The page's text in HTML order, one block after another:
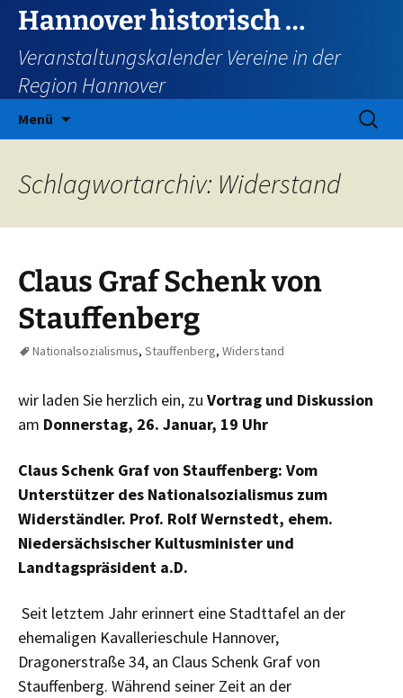
Zum
Inhalt
springen
Hannover historisch …
Veranstaltungskalender Vereine in der
Region Hannover
Menü
Suchen
nach:
Schlagwortarchiv: Widerstand
Claus Graf Schenk von
Stauffenberg
Nationalsozialismus, Stauffenberg, Widerstand
wir laden Sie herzlich ein, zu Vortrag und Diskussion
am Donnerstag, 26. Januar, 19 Uhr
Claus Schenk Graf von Stauffenberg: Vom
Unterstützer des Nationalsozialismus zum
Widerständler. Prof. Rolf Wernstedt, ehem.
Niedersächsischer Kultusminister und
Landtagspräsident a.D.
Seit letztem Jahr erinnert eine Stadttafel an der
ehemaligen Kavallerieschule Hannover,
Dragonerstraße 34, an Claus Schenk Graf von
Stauffenberg. Während seiner Zeit an der